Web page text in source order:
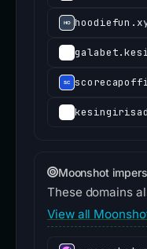
Moonshot
These domains
View all